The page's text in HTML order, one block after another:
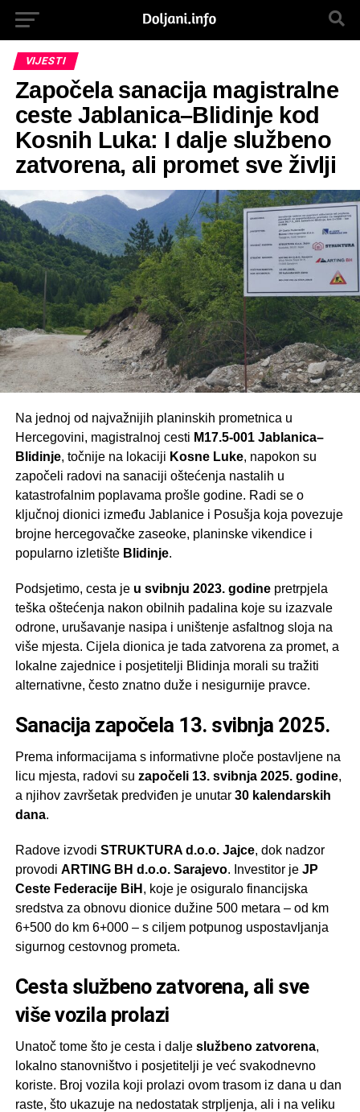
VIJESTI
Započela sanacija magistralne
ceste Jablanica–Blidinje kod
Kosnih Luka: I dalje službeno
zatvorena, ali promet sve življi
Na jednoj od najvažnijih planinskih prometnica u
Hercegovini, magistralnoj cesti M17.5-001 Jablanica–
Blidinje, točnije na lokaciji Kosne Luke, napokon su
započeli radovi na sanaciji oštećenja nastalih u
katastrofalnim poplavama prošle godine. Radi se o
ključnoj dionici između Jablanice i Posušja koja povezuje
brojne hercegovačke zaseoke, planinske vikendice i
popularno izletište Blidinje.
Podsjetimo, cesta je u svibnju 2023. godinepretrpjela
teška oštećenja nakon obilnih padalina koje su izazvale
odrone, urušavanje nasipa i uništenje asfaltnog sloja na
više mjesta. Cijela dionica je tada zatvorena za promet, a
lokalne zajednice i posjetitelji Blidinja morali su tražiti
alternativne, često znatno duže i nesigurnije pravce.
Sanacija započela 13. svibnja 2025.
Prema informacijama s informativne ploče postavljene na
licu mjesta, radovi su započeli 13. svibnja 2025. godine,
a njihov završetak predviđen je unutar 30 kalendarskih
dana.
Radove izvodi STRUKTURA d.o.o. Jajce, dok nadzor
provodi ARTING BH d.o.o. Sarajevo. Investitor je JP
Ceste Federacije BiH , koje je osiguralo financijska
sredstva za obnovu dionice dužine 500 metara – od km
6+500 do km 6+000 – s ciljem potpunog uspostavljanja
sigurnog cestovnog prometa.
Cesta službeno zatvorena, ali sve
više vozila prolazi
Unatoč tome što je cesta i dalje službeno zatvorena,
lokalno stanovništvo i posjetitelji je već svakodnevno
koriste. Broj vozila koji prolazi ovom trasom iz dana u dan
raste, što ukazuje na nedostatak strpljenja, ali i na veliku